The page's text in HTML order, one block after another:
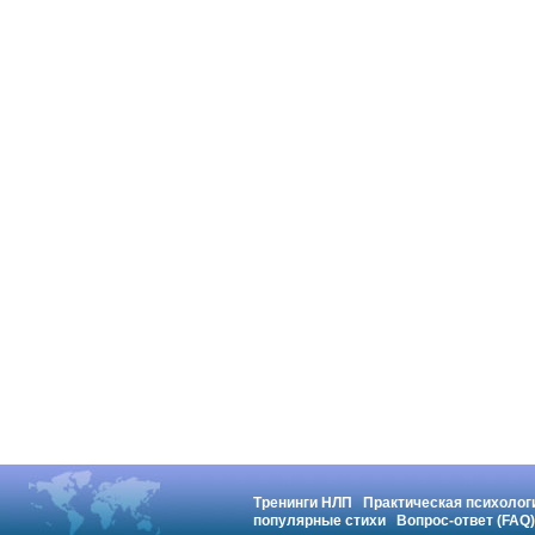
Тренинги НЛП
Практическая
популярные стихи
Вопрос-ответ (FAQ)